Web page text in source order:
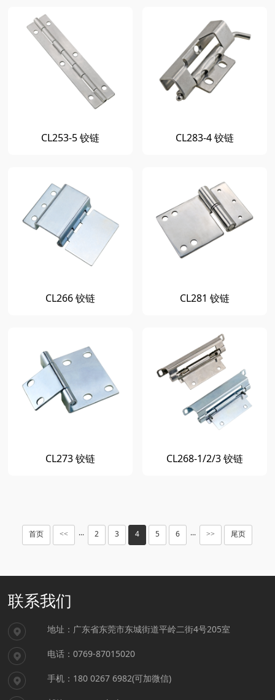
CL253-5 铰链 CL283-4 铰链
CL266 铰链 CL281 铰链
CL273 铰链 CL268-1/2/3 铰链
首页 << ··· 2 3 4 5 6 ··· >> 尾页
联系我们
地址：广东省东莞市东城街道平岭二街4号205室
电话：0769-87015020
手机：180 0267 6982(可加微信)